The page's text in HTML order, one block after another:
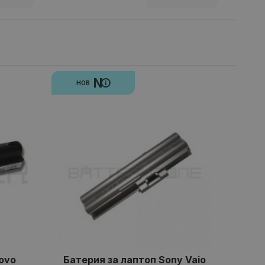
НОВ N
Батерия за лаптоп Sony Vaio